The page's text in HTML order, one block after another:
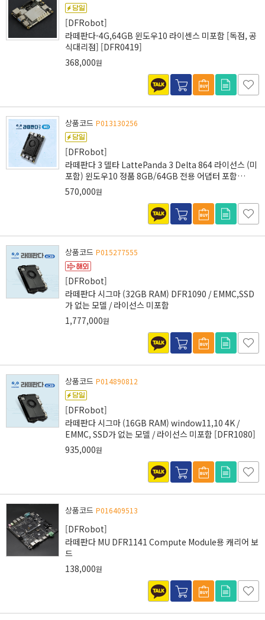
[DFRobot]
라떼판다-4G,64GB 윈도우10 라이센스 미포함 [독점, 공
식대리점] [DFR0419]
368,000원
상품코드 P013130256
[DFRobot]
라떼판다 3 델타 LattePanda 3 Delta 864 라이선스 (미
포함) 윈도우10 정품 8GB/64GB 전용 어댑터 포함
[DFR0981]
570,000원
상품코드 P015277555
[DFRobot]
라떼판다 시그마 (32GB RAM) DFR1090 / EMMC,SSD
가 없는 모델 / 라이선스 미포함
1,777,000원
상품코드 P014890812
[DFRobot]
라떼판다 시그마 (16GB RAM) window11,10 4K /
EMMC, SSD가 없는 모델 / 라이선스 미포함 [DFR1080]
935,000원
상품코드 P016409513
[DFRobot]
라떼판다 MU DFR1141 Compute Module용 캐리어 보
드
138,000원